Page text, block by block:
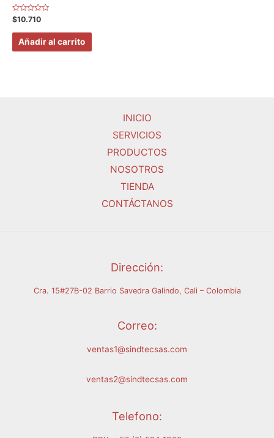
Valorado
en
0
$10.710
Añadir al carrito
INICIO
SERVICIOS
PRODUCTOS
NOSOTROS
TIENDA
CONTÁCTANOS
Dirección:
Cra. 15#27B-02 Barrio Savedra Galindo, Cali – Colombia
Correo:
ventas1@sindtecsas.com
ventas2@sindtecsas.com
Telefono: